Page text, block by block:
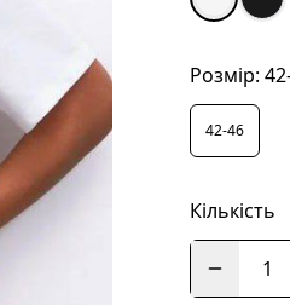
Розмір:
42-46
Кількість
1